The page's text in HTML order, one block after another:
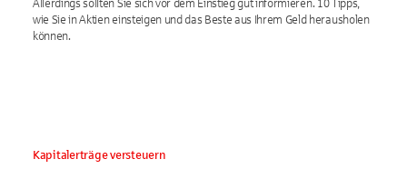
Allerdings sollten Sie sich vor dem Einstieg gut informieren. 10 Tipps,
wie Sie in Aktien einsteigen und das Beste aus Ihrem Geld herausholen
können.
Kapitalerträge versteuern